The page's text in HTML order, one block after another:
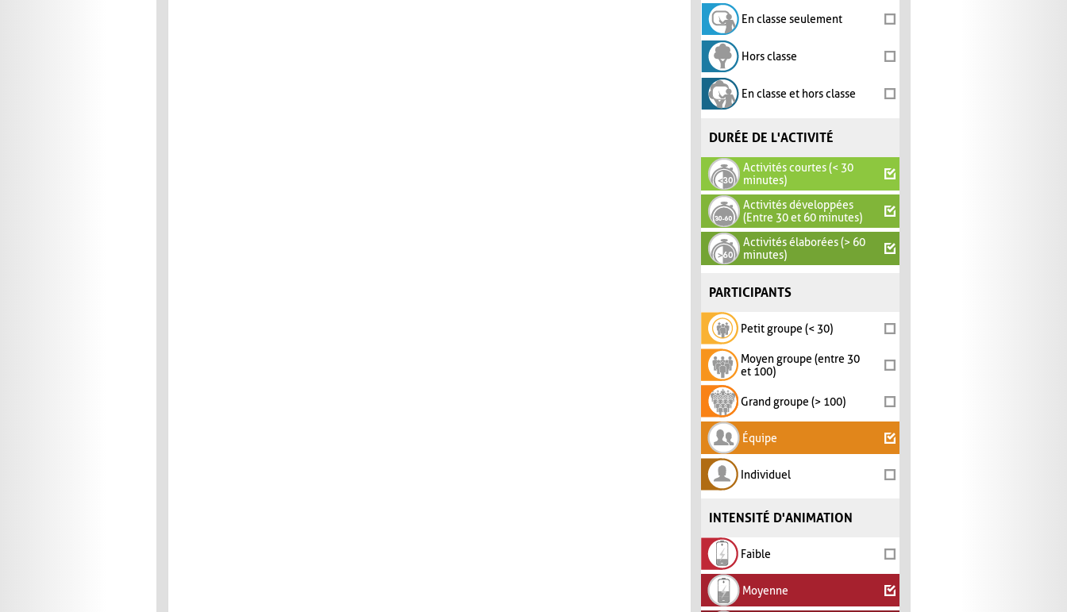
En classe seulement
Hors classe
En classe et hors classe
DURÉE DE L'ACTIVITÉ
Activités courtes (< 30
minutes)
Activités développées
(Entre 30 et 60 minutes)
Activités élaborées (> 60
minutes)
PARTICIPANTS
Petit groupe (< 30)
Moyen groupe (entre 30
et 100)
Grand groupe (> 100)
Équipe
Individuel
INTENSITÉ D'ANIMATION
Faible
Moyenne